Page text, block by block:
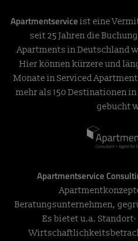
Apartmentservice ist eine
seit 25 Jahren die
Apartments in Deutschland
Hier können kürzere und
Monate in Serviced
mehr als 150 Destinationen
gebucht
Apartmentservice
Beratungsunternehmen,
Es bietet u.a.